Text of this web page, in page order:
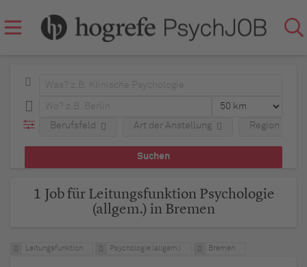
Berufsfeld Art der Anstellung Region
1 Job für Leitungsfunktion Psychologie
(allgem.) in Bremen
Leitungsfunktion Psychologie (allgem.) Bremen